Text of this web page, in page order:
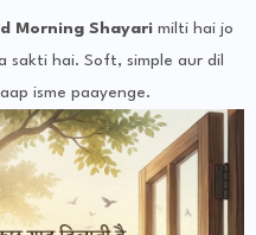
Morning Shayari milti hai jo
sakti hai. Soft, simple aur dil
isme paayenge.